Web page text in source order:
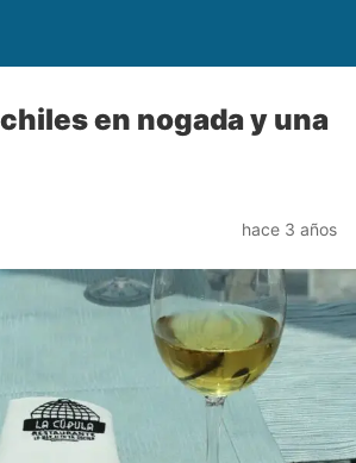
en nogada y una
hace 3 años